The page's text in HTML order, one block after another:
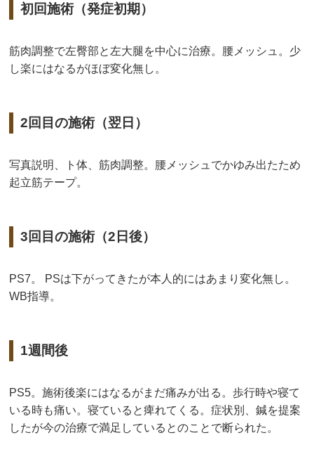
初回施術（発症初期）
筋肉調整で左臀部と左大腿を中心に治療。腰メッシュ。少
し楽にはなるがほぼ変化無し。
2回目の施術（翌日）
写真説明、ト体、筋肉調整。腰メッシュでかゆみ出たため
起立筋テープ。
3回目の施術（2日後）
PS7。 PSは下がってきたが本人的にはあまり変化無し。
WB指導。
1週間後
PS5。施術後楽にはなるがまだ痛みが出る。歩行時や寝て
いる時も痛い。寝ていると痺れてくる。症状別、鍼を提案
したが今の治療で満足しているとのことで断られた。